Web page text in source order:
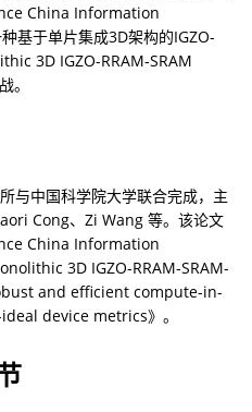
China Information
基于单片集成3D架构的IGZO-
3D IGZO-RRAM-SRAM
。
与中国科学院大学联合完成，主
Cong、Zi Wang 等。该论文
China Information
3D IGZO-RRAM-SRAM-
and efficient compute-in-
device metrics》。